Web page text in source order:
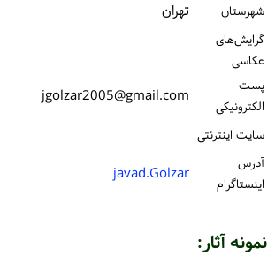
شهرستان تهران
گرایش‌های
عکاسی
پست
الكترونیكی
jgolzar2005@gmail.com
سایت اینترنتی
آدرس
اینستاگرام
javad.Golzar
نمونه آثار: